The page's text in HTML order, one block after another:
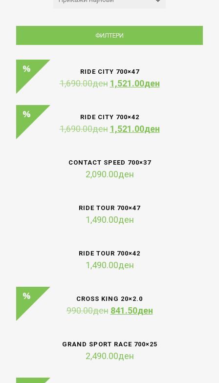
ФИЛТЕРИ
RIDE CITY 700×47
1,690.00ден Original
1,521.00денCurrent
RIDE CITY 700×42
1,690.00ден Original
1,521.00денCurrent
CONTACT SPEED 700×37
2,090.00ден
RIDE TOUR 700×47
1,490.00ден
RIDE TOUR 700×42
1,490.00ден
CROSS KING 20×2.0
990.00ден Original
841.50денCurrent
GRAND SPORT RACE 700×25
2,490.00ден